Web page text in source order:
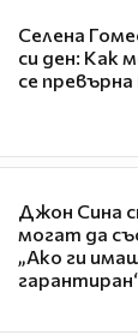
Селена
си ден: Как
се
Джон Сина
могат да
„Ако ги